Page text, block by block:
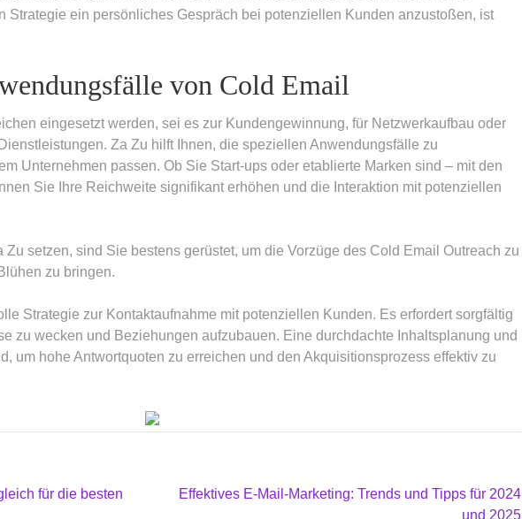
Strategie ein persönliches Gespräch bei potenziellen Kunden anzustoßen, ist
von Cold Email
eingesetzt werden, sei es zur Kundengewinnung, für Netzwerkaufbau oder
Za Zu hilft Ihnen, die speziellen Anwendungsfälle zu
Unternehmen passen. Ob Sie Start-ups oder etablierte Marken sind – mit den
Sie Ihre Reichweite signifikant erhöhen und die Interaktion mit potenziellen
Zu setzen, sind Sie bestens gerüstet, um die Vorzüge des Cold Email Outreach zu
zu bringen.
Strategie zur Kontaktaufnahme mit potenziellen Kunden. Es erfordert sorgfältig
zu wecken und Beziehungen aufzubauen. Eine durchdachte Inhaltsplanung und
um hohe Antwortquoten zu erreichen und den Akquisitionsprozess effektiv zu
für die besten
Effektives E-Mail-Marketing: Trends und Tipps für 2024
und 2025